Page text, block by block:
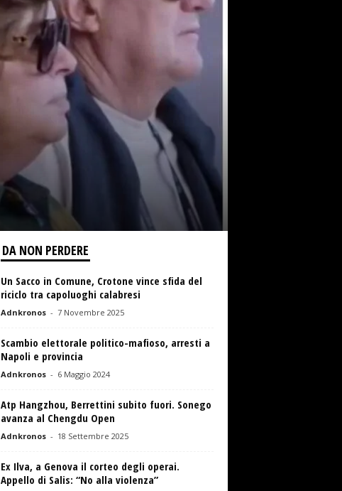
DA NON PERDERE
Un Sacco in Comune, Crotone vince sfida del
riciclo tra capoluoghi calabresi
Adnkronos - 7 Novembre 2025
Scambio elettorale politico-mafioso, arresti a
Napoli e provincia
Adnkronos - 6 Maggio 2024
Atp Hangzhou, Berrettini subito fuori. Sonego
avanza al Chengdu Open
Adnkronos - 18 Settembre 2025
Ex Ilva, a Genova il corteo degli operai.
Appello di Salis: “No alla violenza”